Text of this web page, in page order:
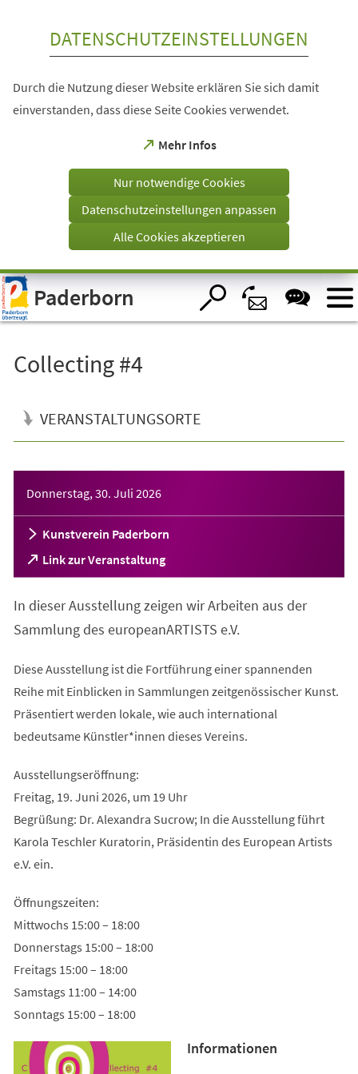
Visuelle
Assistenzsoftware
öffnen.
DATENSCHUTZEINSTELLUNGEN
Durch die Nutzung dieser Website erklären Sie sich damit
einverstanden, dass diese Seite Cookies verwendet.
Mehr Infos
(Öffnet
einem
Tab)
Nur notwendige Cookies
Datenschutzeinstellungen anpassen
Alle Cookies akzeptieren
Paderborn
Collecting #4
VERANSTALTUNGSORTE
Donnerstag, 30. Juli 2026
Kunstverein Paderborn
Link zur Veranstaltung
(Öffnet
in
neuen
In dieser Ausstellung zeigen wir Arbeiten aus der
Sammlung des europeanARTISTS e.V.
Diese Ausstellung ist die Fortführung einer spannenden
Reihe mit Einblicken in Sammlungen zeitgenössischer Kunst.
Präsentiert werden lokale, wie auch international
bedeutsame Künstler*innen dieses Vereins.
Ausstellungseröffnung:
Freitag, 19. Juni 2026, um 19 Uhr
Begrüßung: Dr. Alexandra Sucrow; In die Ausstellung führt
Karola Teschler Kuratorin, Präsidentin des European Artists
e.V. ein.
Öffnungszeiten:
Mittwochs 15:00 – 18:00
Donnerstags 15:00 – 18:00
Freitags 15:00 – 18:00
Samstags 11:00 – 14:00
Sonntags 15:00 – 18:00
Informationen